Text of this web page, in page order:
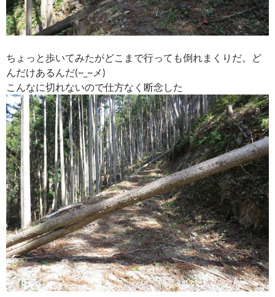
ちょっと歩いてみたがどこまで行っても倒れまくりだ。ど
んだけあるんだ(~_~メ)
こんなに切れないので仕方なく断念した